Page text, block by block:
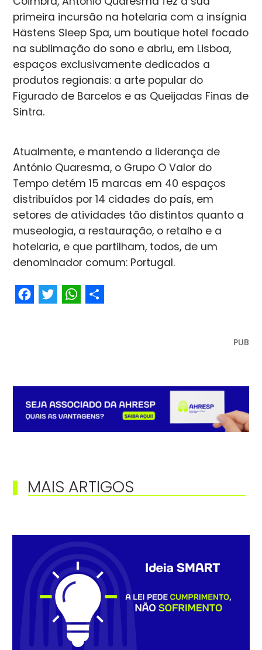
primeira incursão na hotelaria com a insígnia
Hästens Sleep Spa, um boutique hotel focado
na sublimação do sono e abriu, em Lisboa,
espaços exclusivamente dedicados a
produtos regionais: a arte popular do
Figurado de Barcelos e as Queijadas Finas de
Sintra.
Atualmente, e mantendo a liderança de
António Quaresma, o Grupo O Valor do
Tempo detém 15 marcas em 40 espaços
distribuídos por 14 cidades do país, em
setores de atividades tão distintos quanto a
museologia, a restauração, o retalho e a
hotelaria, e que partilham, todos, de um
denominador comum: Portugal.
Facebook
TwitterWhatsApp
PUB
MAIS ARTIGOS